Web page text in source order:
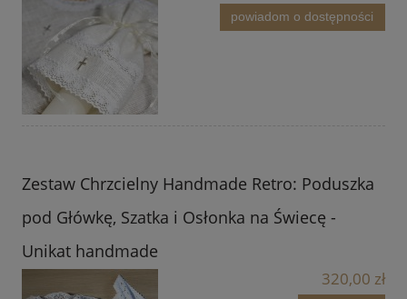
powiadom o dostępności
Zestaw Chrzcielny Handmade Retro: Poduszka
pod Główkę, Szatka i Osłonka na Świecę -
Unikat handmade
320,00 zł